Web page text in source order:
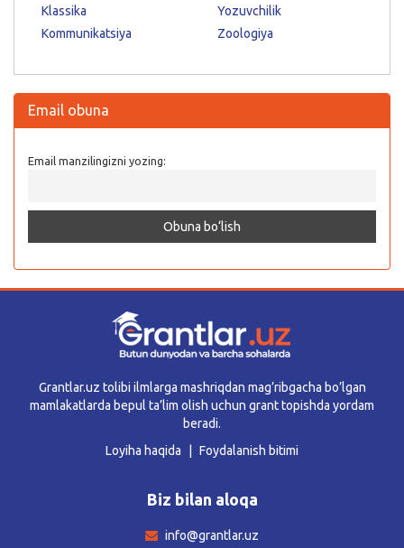
Klassika
Kommunikatsiya
Yozuvchilik
Zoologiya
Email obuna
Email manzilingizni yozing:
Grantlar.uz tolibi ilmlarga mashriqdan mag’ribgacha bo’lgan
mamlakatlarda bepul ta’lim olish uchun grant topishda yordam
beradi.
Loyiha haqida
Foydalanish bitimi
Biz bilan aloqa
info@grantlar.uz